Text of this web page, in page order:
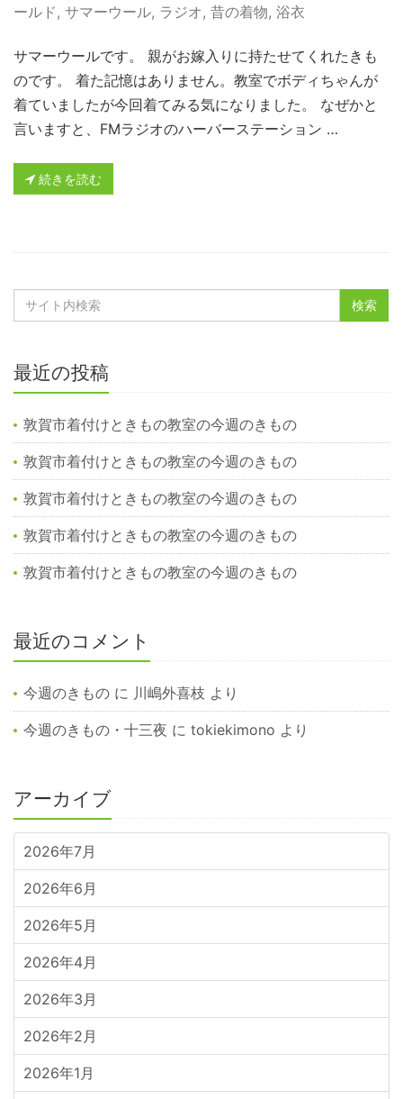
ールド , サマーウール, ラジオ , 昔の着物, 浴衣
サマーウールです。 親がお嫁入りに持たせてくれたきも
のです。 着た記憶はありません。教室でボディちゃんが
着ていましたが今回着てみる気になりました。 なぜかと
言いますと、FMラジオのハーバーステーション …
続きを読む
最近の投稿
敦賀市着付けときもの教室の今週のきもの
敦賀市着付けときもの教室の今週のきもの
敦賀市着付けときもの教室の今週のきもの
敦賀市着付けときもの教室の今週のきもの
敦賀市着付けときもの教室の今週のきもの
最近のコメント
今週のきもの に 川嶋外喜枝 より
今週のきもの・十三夜 にtokiekimono より
アーカイブ
2026年7月
2026年6月
2026年5月
2026年4月
2026年3月
2026年2月
2026年1月